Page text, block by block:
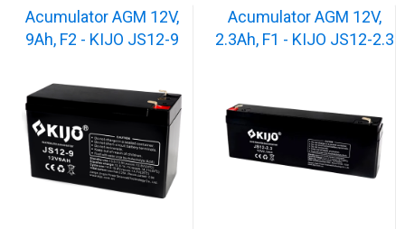
Acumulator AGM 12V,
9Ah, F2 - KIJO JS12-9
Acumulator AGM 12V,
2.3Ah, F1 - KIJO JS12-2.3